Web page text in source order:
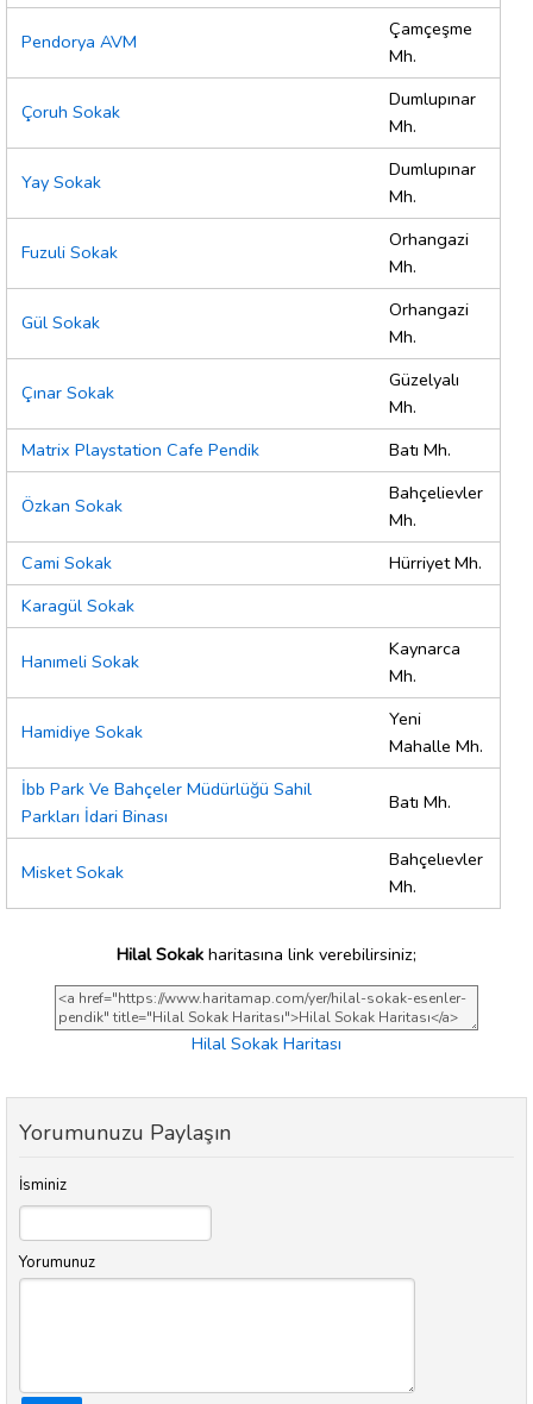
Pendorya AVM
Çamçeşme
Mh.
Çoruh Sokak
Dumlupınar
Mh.
Yay Sokak
Dumlupınar
Mh.
Fuzuli Sokak
Orhangazi
Mh.
Gül Sokak
Orhangazi
Mh.
Çınar Sokak
Güzelyalı
Mh.
Matrix Playstation Cafe Pendik
Batı Mh.
Özkan Sokak
Bahçelievler
Mh.
Cami Sokak
Hürriyet Mh.
Karagül Sokak
Hanımeli Sokak
Kaynarca
Mh.
Hamidiye Sokak
Yeni
Mahalle Mh.
İbb Park Ve Bahçeler Müdürlüğü Sahil
Parkları İdari Binası
Batı Mh.
Misket Sokak
Bahçelıevler
Mh.
Hilal Sokak haritasına link verebilirsiniz;
Hilal Sokak Haritası
Yorumunuzu Paylaşın
İsminiz
Yorumunuz